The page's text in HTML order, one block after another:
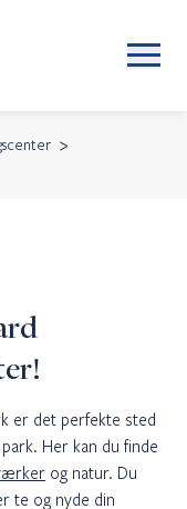
er det perfekte sted
Her kan du finde
og natur. Du
te og nyde din